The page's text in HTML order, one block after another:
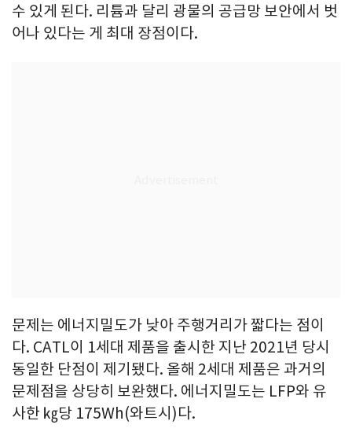
수 있게 된다. 리튬과 달리 광물의 공급망 보안에서 벗
어나 있다는 게 최대 장점이다.
문제는 에너지밀도가 낮아 주행거리가 짧다는 점이
다. CATL이 1세대 제품을 출시한 지난 2021년 당시
동일한 단점이 제기됐다. 올해 2세대 제품은 과거의
문제점을 상당히 보완했다. 에너지밀도는 LFP와 유
사한 ㎏당 175Wh(와트시)다.